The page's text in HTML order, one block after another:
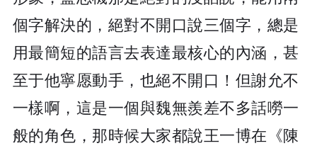
個字解決的，絕對不開口說三個字，總是
用最簡短的語言去表達最核心的內涵，甚
至于他寧愿動手，也絕不開口！但謝允不
一樣啊，這是一個與魏無羨差不多話嘮一
般的角色，那時候大家都說王一博在《陳